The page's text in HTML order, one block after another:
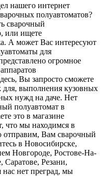
нашего интернет
полуавтоматов?
сварочный
или ищете
А может Вас интересуют
для
огромное
Вы запросто сможете
для, выполнения кузовных
нужд на даче. Нет
полуавтомат в
это в магазине
что мы находимся в
отправим, Вам сварочный
в Новосибирске,
Новгороде, Ростове-На-
Саратове, Резани,
нет преград, мы